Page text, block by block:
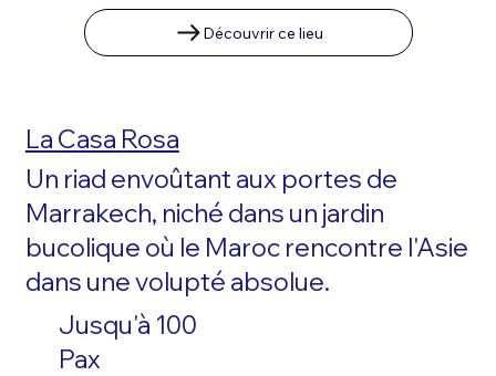
Découvrir ce lieu
La Casa Rosa
Un riad envoûtant aux portes de
Marrakech, niché dans un jardin
bucolique où le Maroc rencontre l'Asie
dans une volupté absolue.
Jusqu'à 100
Pax